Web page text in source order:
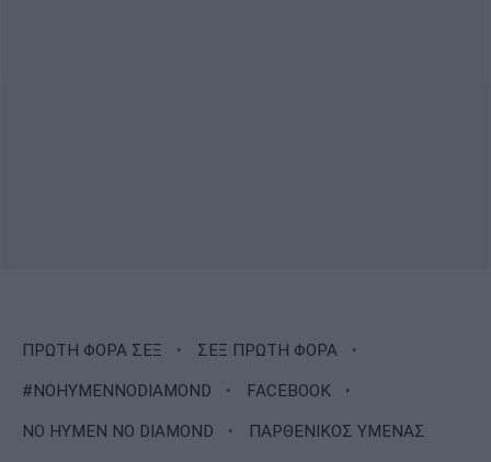
ΠΡΩΤΗ ΦΟΡΑ ΣΕΞ · ΣΕΞ ΠΡΩΤΗ ΦΟΡΑ ·
#NOHYMENNODIAMOND · FACEBOOK ·
NO HYMEN NO DIAMOND · ΠΑΡΘΕΝΙΚΟΣ ΥΜΕΝΑΣ